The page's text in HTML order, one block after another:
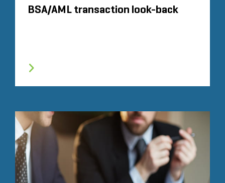
BSA/AML transaction look-back